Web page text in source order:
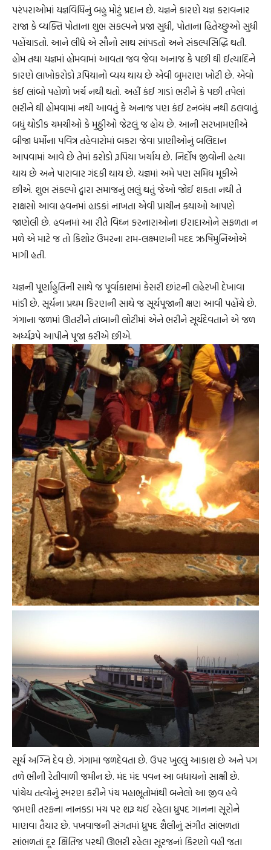
પરંપરાઓમાં યજ્ઞવિધિનું બહુ મોટું પ્રદાન છે. યજ્ઞને કારણે યજ્ઞ કરાવનાર
રાજા કે વ્યક્તિ પોતાના શુભ સંકલ્પને પ્રજા સુધી, પોતાના હિતેચ્છુઓ સુધી
પહોંચાડતો. આને લીધે એ સૌનો સાથ સાંપડતો અને સંકલ્પસિદ્ધિ થતી.
હોમ તથા યજ્ઞમાં હોમવામાં આવતા જવ જેવા અનાજ કે પછી ઘી ઈત્યાદિને
કારણે લાખોકરોડો રૂપિયાનો વ્યય થાય છે એવી બુમરાણ ખોટી છે. એવો
કંઈ લાંબો પહોળો ખર્ચ નથી થતો. અહીં કંઈ ગાડાં ભરીને કે પછી તપેલાં
ભરીને ઘી હોમવામાં નથી આવતું કે અનાજ પણ કંઈ ટનબંધ નથી ઠલવાતું.
બધું થોડીક ચમચીઓ કે મુઠ્ઠીઓ જેટલું જ હોય છે. આની સરખામણીએ
બીજા ધર્મોના પવિત્ર તહેવારોમાં બકરા જેવા પ્રાણીઓનું બલિદાન
આપવામાં આવે છે તેમાં કરોડો રૂપિયા ખર્ચાય છે. નિર્દોષ જીવોની હત્યા
થાય છે અને પારાવાર ગંદકી થાય છે. યજ્ઞમાં અમે પણ સમિધ મૂકીએ
છીએ. શુભ સંકલ્પો દ્વારા સમાજનું ભલું થતું જેઓ જોઈ શકતા નથી તે
રાક્ષસો આવા હવનમાં હાડકાં નાખતા એવી પ્રાચીન કથાઓ આપણે
જાણેલી છે. હવનમાં આ રીતે વિઘ્ન કરનારાઓના ઈરાદાઓને સફળતા ન
મળે એ માટે જ તો કિશોર ઉંમરના રામ-લક્ષ્મણની મદદ ઋષિમુનિઓએ
માગી હતી.
યજ્ઞની પૂર્ણાહુતિની સાથે જ પૂર્વાકાશમાં કેસરી છાંટની લહેરખી દેખાવા
માંડી છે. સૂર્યના પ્રથમ કિરણની સાથે જ સૂર્યપૂજાની ક્ષણ આવી પહોંચે છે.
ગંગાના જળમાં ઊતરીને તાંબાની લોટીમાં એને ભરીને સૂર્યદેવતાને એ જળ
અર્ધ્યરૂપે આપીને પૂજા કરીએ છીએ.
સૂર્ય અગ્નિ દેવ છે. ગંગામાં જળદેવતા છે. ઉપર ખુલ્લું આકાશ છે અને પગ
તળે ભીની રેતીવાળી જમીન છે. મંદ મંદ પવન આ બધાયનો સાક્ષી છે.
પાંચેય તત્ત્વોનું સ્મરણ કરીને પંચ મહાભૂતોમાંથી બનેલો આ જીવ હવે
જમણી તરફના નાનકડા મંચ પર શરૂ થઈ રહેલા ધ્રુપદ ગાનના સૂરોને
માણવા તૈયાર છે. પખવાજની સંગતમાં ધ્રુપદ શૈલીનું સંગીત સાંભળતાં
સાંભળતાં દૂર ક્ષિતિજ પરથી ઊભરી રહેલા સૂરજનાં કિરણો વહી જતા